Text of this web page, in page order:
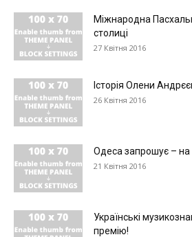
Міжнародна
столиці
27 Квітня 2016
Історія Олени
26 Квітня 2016
Одеса запрошує – на
21 Квітня 2016
Українські
премію!